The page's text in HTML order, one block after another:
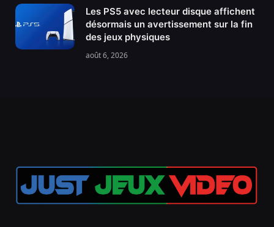
Les PS5 avec lecteur disque affichent
désormais un avertissement sur la fin
des jeux physiques
août 6, 2026